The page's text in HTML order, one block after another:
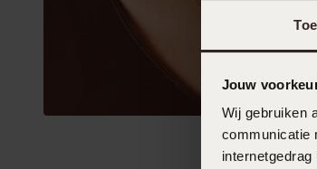
Jouw
Wij gebruiken
communicatie